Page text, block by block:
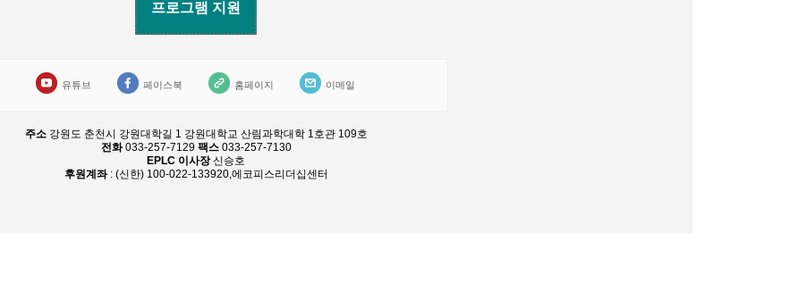
프로그램 지원
유튜브 페이스북 홈페이지 이메일
주소강원도 춘천시 강원대학길 1 강원대학교 산림과학대학 1호관 109호
전화033-257-7129 팩스033-257-7130
EPLC 이사장신승호
후원계좌 : (신한) 100-022-133920,에코피스리더십센터